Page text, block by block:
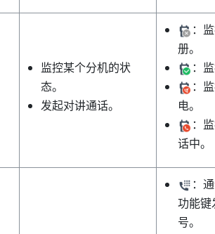
监控某个分机的状
态。
发起对讲通话。
：
册。
：
：
电。
：
话中。
：
功能键
号。